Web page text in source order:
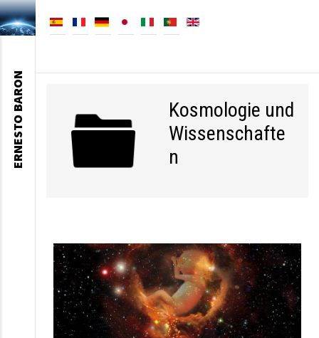
Kosmologie und
Wissenschafte
n
ERNESTO BARON